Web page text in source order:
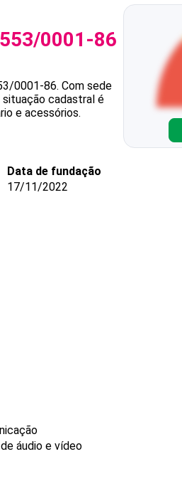
0001-86
0001-86. Com sede
situação cadastral é
e acessórios.
Data de fundação
17/11/2022
áudio e vídeo